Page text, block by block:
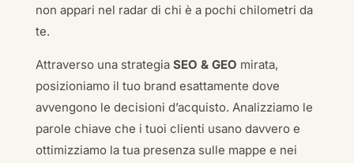
non appari nel radar di chi è a pochi chilometri da
te.
Attraverso una strategia SEO & GEO mirata,
posizioniamo il tuo brand esattamente dove
avvengono le decisioni d’acquisto. Analizziamo le
parole chiave che i tuoi clienti usano davvero e
ottimizziamo la tua presenza sulle mappe e nei